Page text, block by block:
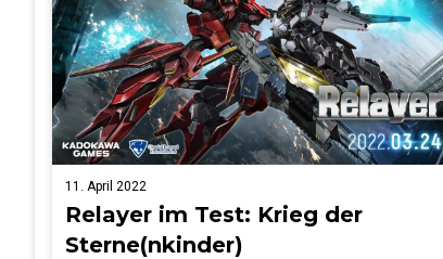
11. April 2022
Relayer im Test: Krieg der
Sterne(nkinder)